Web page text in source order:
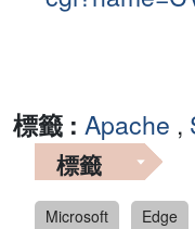
標籤 : Apache ,
標籤
Microsoft Edge